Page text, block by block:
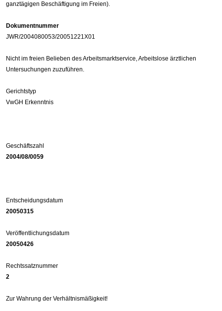
ganztägigen Beschäftigung im Freien).
Dokumentnummer
JWR/2004080053/20051221X01
Nicht im freien Belieben des Arbeitsmarktservice, Arbeitslose ärztlichen
Untersuchungen zuzuführen.
Gerichtstyp
VwGH Erkenntnis
Geschäftszahl
2004/08/0059
Entscheidungsdatum
20050315
Veröffentlichungsdatum
20050426
Rechtssatznummer
2
Zur Wahrung der Verhältnismäßigkeit!